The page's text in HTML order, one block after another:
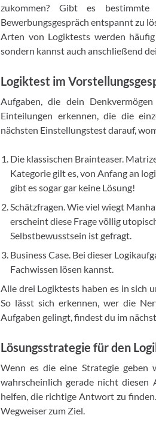
zukommen? Gibt es
Bewerbungsgespräch entspannt zu
Arten von Logiktests werden
sondern kannst auch anschließend
Logiktest im
Aufgaben, die dein
Einteilungen erkennen, die die
nächsten Einstellungstest darauf,
Die klassischen Brainteaser.
Kategorie gilt es, von Anfang an
gibt es sogar gar keine Lösung!
Schätzfragen. Wie viel wiegt
erscheint diese Frage völlig
Selbstbewusstsein ist gefragt.
Business Case. Bei dieser
Fachwissen lösen kannst.
Alle drei Logiktests haben es in sich
So lässt sich erkennen, wer die
Aufgaben gelingt, findest du im
Lösungsstrategie für den
Wenn es die eine Strategie geben
wahrscheinlich gerade nicht
helfen, die richtige Antwort zu
Wegweiser zum Ziel.